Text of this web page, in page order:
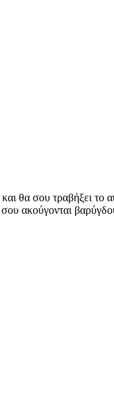
θα σου τραβήξει το
ακούγονται